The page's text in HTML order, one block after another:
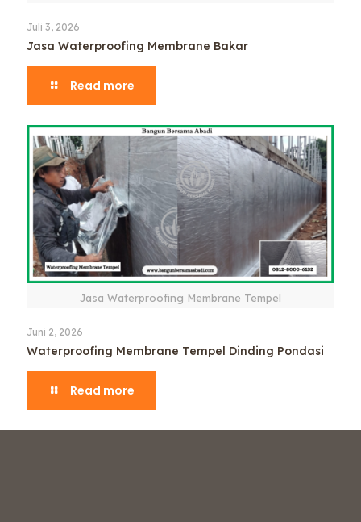
Juli 3, 2026
Jasa Waterproofing Membrane Bakar
Read more
Jasa Waterproofing Membrane Tempel
Juni 2, 2026
Waterproofing Membrane Tempel Dinding Pondasi
Read more